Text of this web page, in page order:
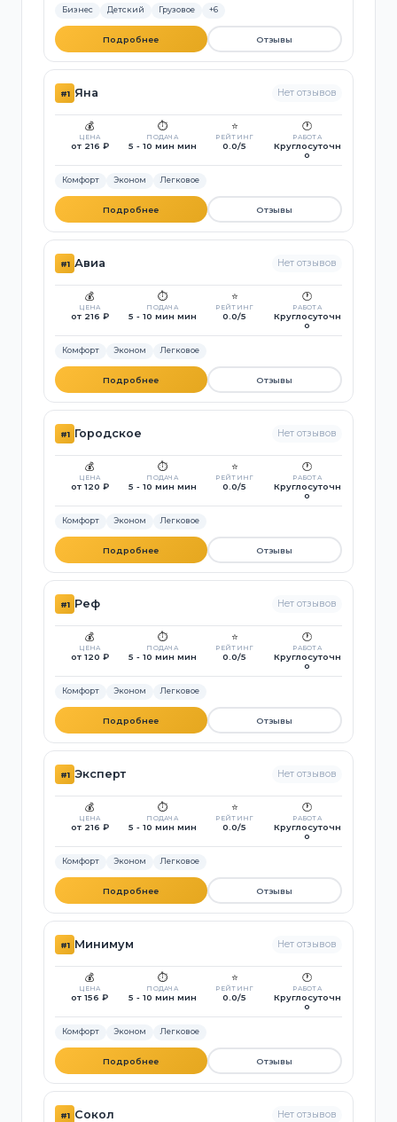
Бизнес Детский Грузовое +6
Подробнее Отзывы
#1 Яна Нет отзывов
💰
ЦЕНА
от 216 ₽
⏱️
ПОДАЧА
5 - 10 мин мин
⭐
РЕЙТИНГ
0.0/5
🕐
РАБОТА
Круглосуточн
о
Комфорт Эконом Легковое
Подробнее Отзывы
#1 Авиа Нет отзывов
💰
ЦЕНА
от 216 ₽
⏱️
ПОДАЧА
5 - 10 мин мин
⭐
РЕЙТИНГ
0.0/5
🕐
РАБОТА
Круглосуточн
о
Комфорт Эконом Легковое
Подробнее Отзывы
#1 Городское Нет отзывов
💰
ЦЕНА
от 120 ₽
⏱️
ПОДАЧА
5 - 10 мин мин
⭐
РЕЙТИНГ
0.0/5
🕐
РАБОТА
Круглосуточн
о
Комфорт Эконом Легковое
Подробнее Отзывы
#1 Реф Нет отзывов
💰
ЦЕНА
от 120 ₽
⏱️
ПОДАЧА
5 - 10 мин мин
⭐
РЕЙТИНГ
0.0/5
🕐
РАБОТА
Круглосуточн
о
Комфорт Эконом Легковое
Подробнее Отзывы
#1 Эксперт Нет отзывов
💰
ЦЕНА
от 216 ₽
⏱️
ПОДАЧА
5 - 10 мин мин
⭐
РЕЙТИНГ
0.0/5
🕐
РАБОТА
Круглосуточн
о
Комфорт Эконом Легковое
Подробнее Отзывы
#1 Минимум Нет отзывов
💰
ЦЕНА
от 156 ₽
⏱️
ПОДАЧА
5 - 10 мин мин
⭐
РЕЙТИНГ
0.0/5
🕐
РАБОТА
Круглосуточн
о
Комфорт Эконом Легковое
Подробнее Отзывы
#1 Сокол Нет отзывов